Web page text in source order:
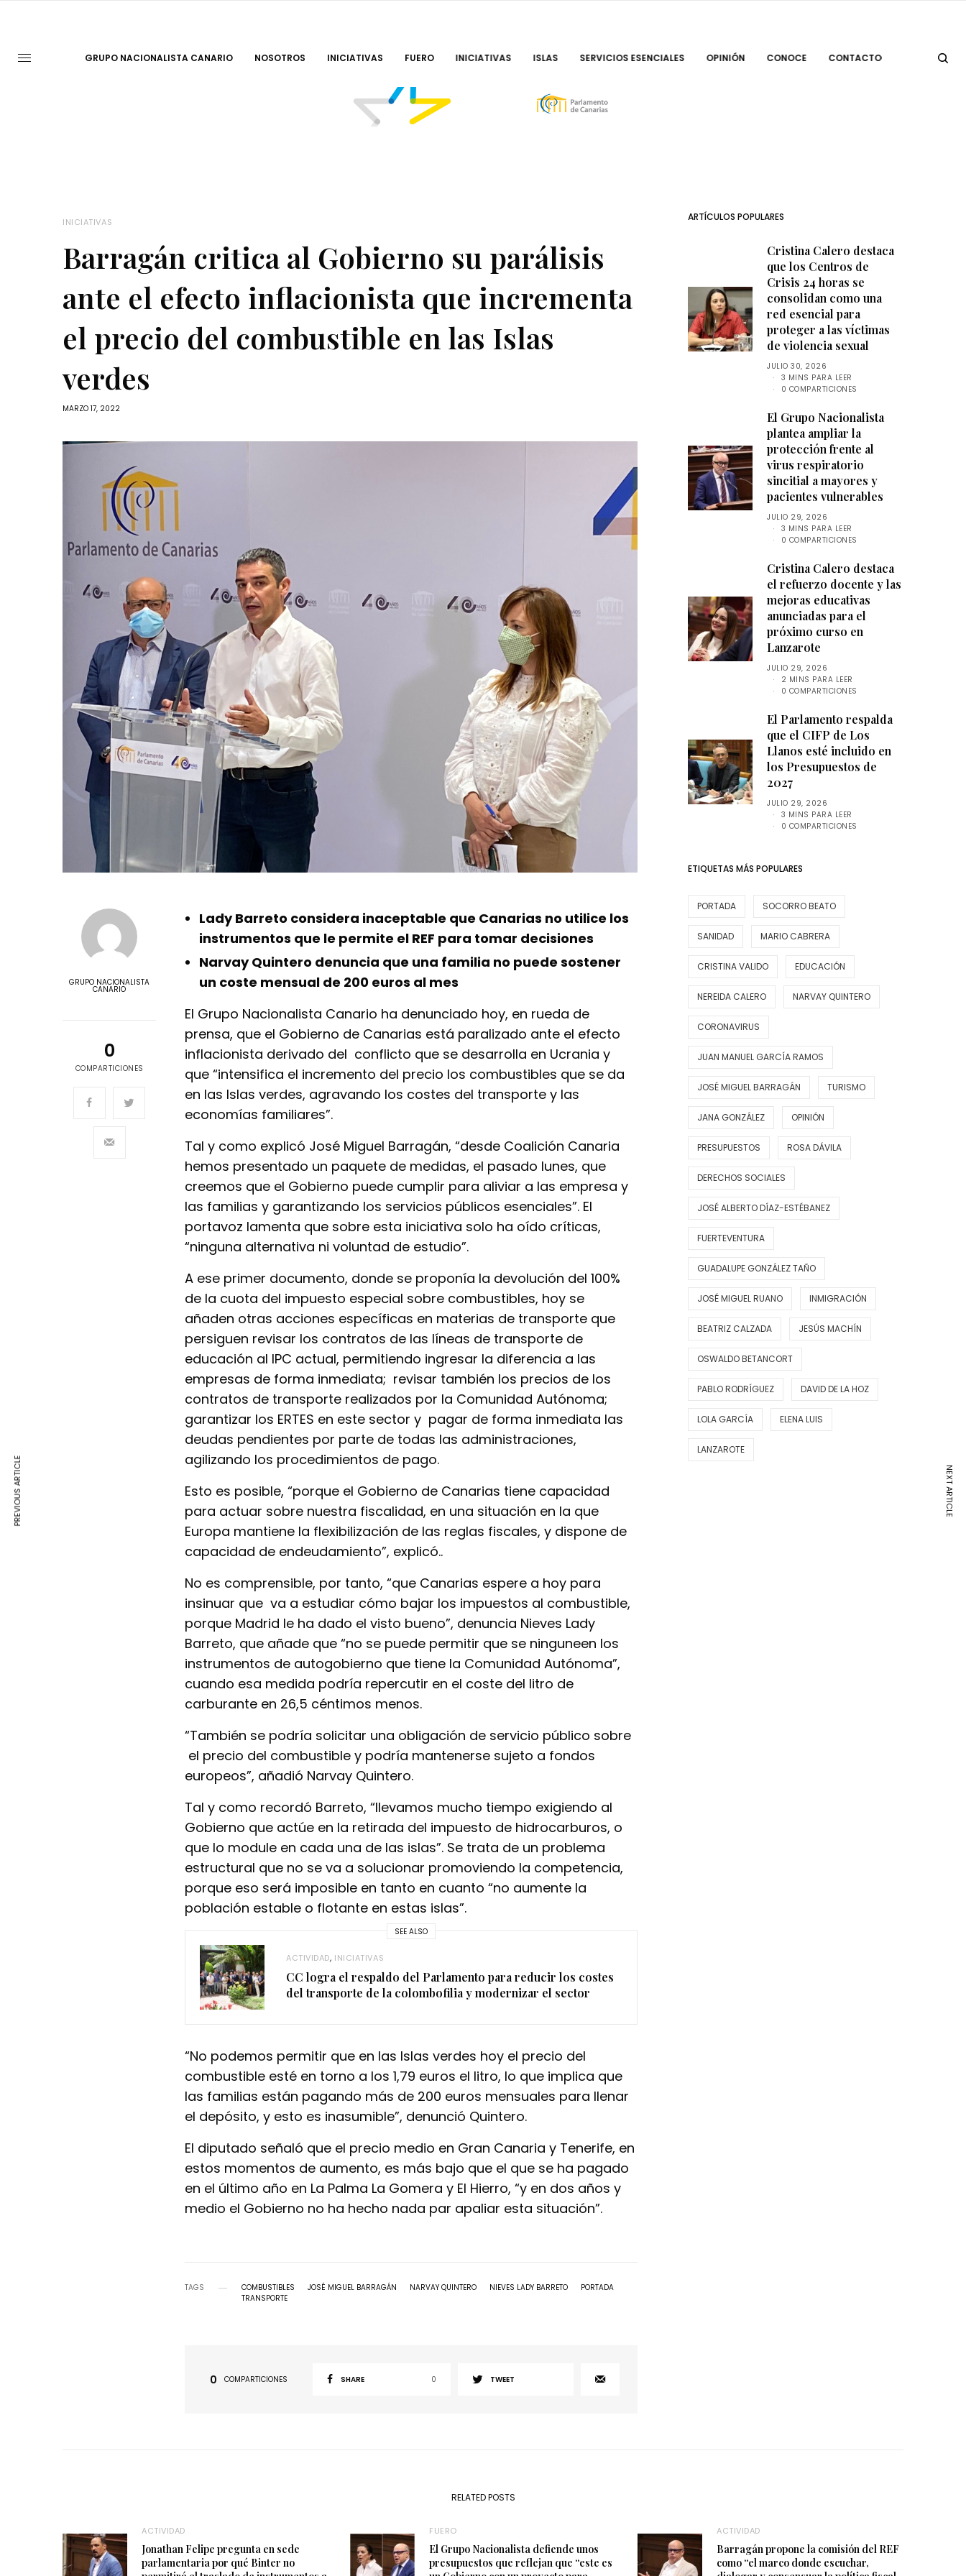
GRUPO NACIONALISTA CANARIO NOSOTROS INICIATIVAS FUERO INICIATIVAS ISLAS SERVICIOS ESENCIALES OPINIÓN CONOCE CONTACTO
INICIATIVAS
Barragán critica al Gobierno su parálisis
ante el efecto inflacionista que incrementa
el precio del combustible en las Islas
verdes
MARZO 17, 2022
GRUPO NACIONALISTA
CANARIO
0
COMPARTICIONES
Lady Barreto considera inaceptable que Canarias no utilice los
instrumentos que le permite el REF para tomar decisiones
Narvay Quintero denuncia que una familia no puede sostener
un coste mensual de 200 euros al mes
El Grupo Nacionalista Canario ha denunciado hoy, en rueda de
prensa, que el Gobierno de Canarias está paralizado ante el efecto
inflacionista derivado del conflicto que se desarrolla en Ucrania y
que “intensifica el incremento del precio los combustibles que se da
en las Islas verdes, agravando los costes del transporte y las
economías familiares”.
Tal y como explicó José Miguel Barragán, “desde Coalición Canaria
hemos presentado un paquete de medidas, el pasado lunes, que
creemos que el Gobierno puede cumplir para aliviar a las empresa y
las familias y garantizando los servicios públicos esenciales”. El
portavoz lamenta que sobre esta iniciativa solo ha oído críticas,
“ninguna alternativa ni voluntad de estudio”.
A ese primer documento, donde se proponía la devolución del 100%
de la cuota del impuesto especial sobre combustibles, hoy se
añaden otras acciones específicas en materias de transporte que
persiguen revisar los contratos de las líneas de transporte de
educación al IPC actual, permitiendo ingresar la diferencia a las
empresas de forma inmediata; revisar también los precios de los
contratos de transporte realizados por la Comunidad Autónoma;
garantizar los ERTES en este sector y pagar de forma inmediata las
deudas pendientes por parte de todas las administraciones,
agilizando los procedimientos de pago.
Esto es posible, “porque el Gobierno de Canarias tiene capacidad
para actuar sobre nuestra fiscalidad, en una situación en la que
Europa mantiene la flexibilización de las reglas fiscales, y dispone de
capacidad de endeudamiento”, explicó..
No es comprensible, por tanto, “que Canarias espere a hoy para
insinuar que va a estudiar cómo bajar los impuestos al combustible,
porque Madrid le ha dado el visto bueno”, denuncia Nieves Lady
Barreto, que añade que “no se puede permitir que se ninguneen los
instrumentos de autogobierno que tiene la Comunidad Autónoma”,
cuando esa medida podría repercutir en el coste del litro de
carburante en 26,5 céntimos menos.
“También se podría solicitar una obligación de servicio público sobre
el precio del combustible y podría mantenerse sujeto a fondos
europeos”, añadió Narvay Quintero.
Tal y como recordó Barreto, “llevamos mucho tiempo exigiendo al
Gobierno que actúe en la retirada del impuesto de hidrocarburos, o
que lo module en cada una de las islas”. Se trata de un problema
estructural que no se va a solucionar promoviendo la competencia,
porque eso será imposible en tanto en cuanto “no aumente la
población estable o flotante en estas islas”.
SEE ALSO
ACTIVIDAD, INICIATIVAS
CC logra el respaldo del Parlamento para reducir los costes
del transporte de la colombofilia y modernizar el sector
“No podemos permitir que en las Islas verdes hoy el precio del
combustible esté en torno a los 1,79 euros el litro, lo que implica que
las familias están pagando más de 200 euros mensuales para llenar
el depósito, y esto es inasumible”, denunció Quintero.
El diputado señaló que el precio medio en Gran Canaria y Tenerife, en
estos momentos de aumento, es más bajo que el que se ha pagado
en el último año en La Palma La Gomera y El Hierro, “y en dos años y
medio el Gobierno no ha hecho nada par apaliar esta situación”.
TAGS COMBUSTIBLES JOSÉ MIGUEL BARRAGÁN NARVAY QUINTERO NIEVES LADY BARRETO
PORTADA
TRANSPORTE
0 COMPARTICIONES SHARE 0 TWEET
ARTÍCULOS POPULARES
Cristina Calero destaca
que los Centros de
Crisis 24 horas se
consolidan como una
red esencial para
proteger a las víctimas
de violencia sexual
JULIO 30, 2026
3 MINS PARA LEER
0 COMPARTICIONES
El Grupo Nacionalista
plantea ampliar la
protección frente al
virus respiratorio
sincitial a mayores y
pacientes vulnerables
JULIO 29, 2026
3 MINS PARA LEER
0 COMPARTICIONES
Cristina Calero destaca
el refuerzo docente y las
mejoras educativas
anunciadas para el
próximo curso en
Lanzarote
JULIO 29, 2026
2 MINS PARA LEER
0 COMPARTICIONES
El Parlamento respalda
que el CIFP de Los
Llanos esté incluido en
los Presupuestos de
2027
JULIO 29, 2026
3 MINS PARA LEER
0 COMPARTICIONES
ETIQUETAS MÁS POPULARES
PORTADA SOCORRO BEATO
SANIDAD MARIO CABRERA
CRISTINA VALIDO EDUCACIÓN
NEREIDA CALERO NARVAY QUINTERO
CORONAVIRUS
JUAN MANUEL GARCÍA RAMOS
JOSÉ MIGUEL BARRAGÁN TURISMO
JANA GONZÁLEZ OPINIÓN
PRESUPUESTOS ROSA DÁVILA
DERECHOS SOCIALES
JOSÉ ALBERTO DÍAZ-ESTÉBANEZ
FUERTEVENTURA
GUADALUPE GONZÁLEZ TAÑO
JOSÉ MIGUEL RUANO INMIGRACIÓN
BEATRIZ CALZADA JESÚS MACHÍN
OSWALDO BETANCORT
PABLO RODRÍGUEZ DAVID DE LA HOZ
LOLA GARCÍA ELENA LUIS
LANZAROTE
PREVIOUS ARTICLE NEXT ARTICLE
RELATED POSTS
ACTIVIDAD
Jonathan Felipe pregunta en sede
parlamentaria por qué Binter no
FUERO
El Grupo Nacionalista defiende unos
presupuestos que reflejan que “este es
ACTIVIDAD
Barragán propone la comisión del REF
como “el marco donde escuchar,